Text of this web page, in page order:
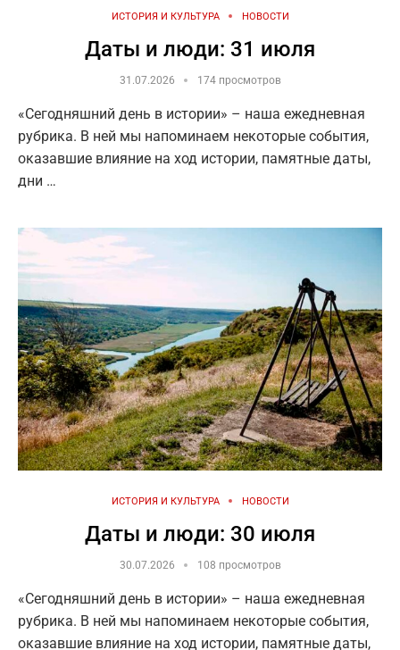
ИСТОРИЯ И КУЛЬТУРА НОВОСТИ
Даты и люди: 31 июля
31.07.2026 174 просмотров
«Сегодняшний день в истории» – наша ежедневная
рубрика. В ней мы напоминаем некоторые события,
оказавшие влияние на ход истории, памятные даты,
дни …
ИСТОРИЯ И КУЛЬТУРА НОВОСТИ
Даты и люди: 30 июля
30.07.2026 108 просмотров
«Сегодняшний день в истории» – наша ежедневная
рубрика. В ней мы напоминаем некоторые события,
оказавшие влияние на ход истории, памятные даты,